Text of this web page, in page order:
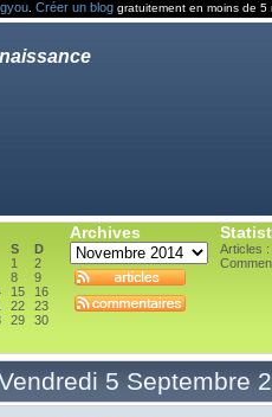
Créer un blog gratuitement en moins de 5
S
D
1
2
8
9
15
16
22
23
29
30
Archives
Articles :
5 Septembre